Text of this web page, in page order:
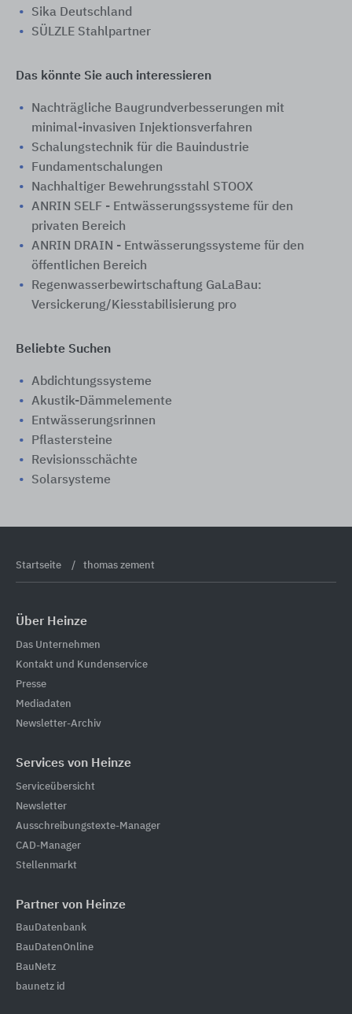
Sika Deutschland
SÜLZLE Stahlpartner
Das könnte Sie auch interessieren
Nachträgliche Baugrundverbesserungen mit
minimal-invasiven Injektionsverfahren
Schalungstechnik für die Bauindustrie
Fundamentschalungen
Nachhaltiger Bewehrungsstahl STOOX
ANRIN SELF - Entwässerungssysteme für den
privaten Bereich
ANRIN DRAIN - Entwässerungssysteme für den
öffentlichen Bereich
Regenwasserbewirtschaftung GaLaBau:
Versickerung/Kiesstabilisierung pro
Beliebte Suchen
Abdichtungssysteme
Akustik-Dämmelemente
Entwässerungsrinnen
Pflastersteine
Revisionsschächte
Solarsysteme
Startseite thomas zement
Über Heinze
Das Unternehmen
Kontakt und Kundenservice
Presse
Mediadaten
Newsletter-Archiv
Services von Heinze
Serviceübersicht
Newsletter
Ausschreibungstexte-Manager
CAD-Manager
Stellenmarkt
Partner von Heinze
BauDatenbank
BauDatenOnline
BauNetz
baunetz id